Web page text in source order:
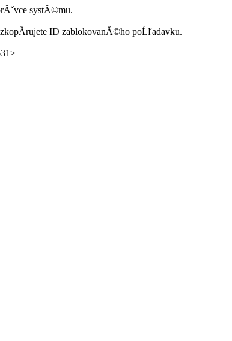
systĂ©mu.
zkopĂ­rujete ID zablokovanĂ©ho poĹľadavku.